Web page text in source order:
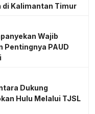
di Kalimantan Timur
Wajib
Pentingnya PAUD
Dukung
Hulu Melalui TJSL